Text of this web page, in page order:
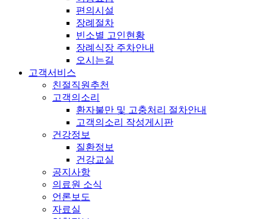
편의시설
장례절차
빈소별 고인현황
장례식장 주차안내
오시는길
고객서비스
친절직원추천
고객의소리
환자불만 및 고충처리 절차안내
고객의소리 작성게시판
건강정보
질환정보
건강교실
공지사항
의료원 소식
언론보도
자료실